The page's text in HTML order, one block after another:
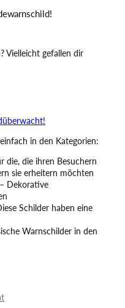
Vielleicht gefallen dir
in den Kategorien:
die, die ihren Besuchern
sie erheitern möchten
– Dekorative
Schilder haben eine
Warnschilder in den